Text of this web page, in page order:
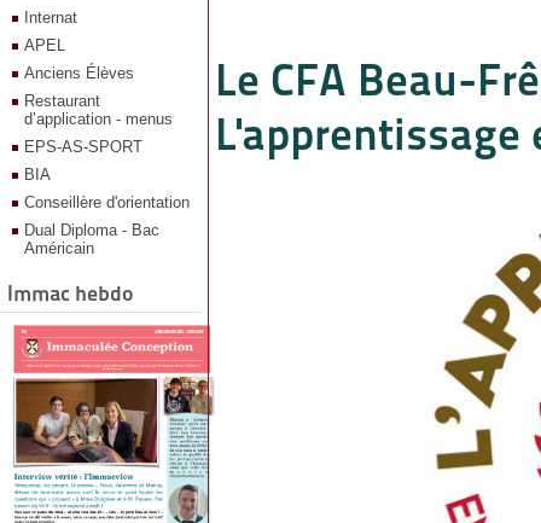
Internat
APEL
Anciens Élèves
Restaurant
d’application - menus
EPS-AS-SPORT
BIA
Conseillère d'orientation
Dual Diploma - Bac
Américain
Immac hebdo
Le CFA Beau-